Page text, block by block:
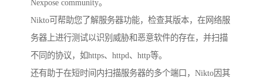
Nexpose community。
Nikto可帮助您了解服务器功能，检查其版本，在网络服
务器上进行测试以识别威胁和恶意软件的存在，并扫描
不同的协议，如https、httpd、http等。
还有助于在短时间内扫描服务器的多个端口，Nikto因其